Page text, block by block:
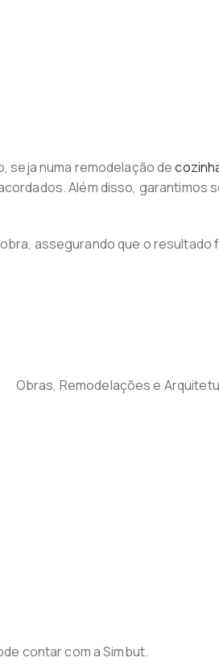
seja numa remodelação de
Além disso, garantimos
assegurando que o resultado
contar com a Simbut.